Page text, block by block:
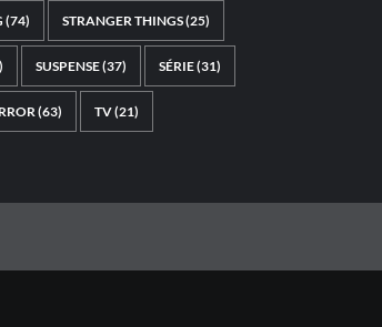
(74) STRANGER THINGS(25)
SUSPENSE(37) SÉRIE(31)
(63) TV(21)